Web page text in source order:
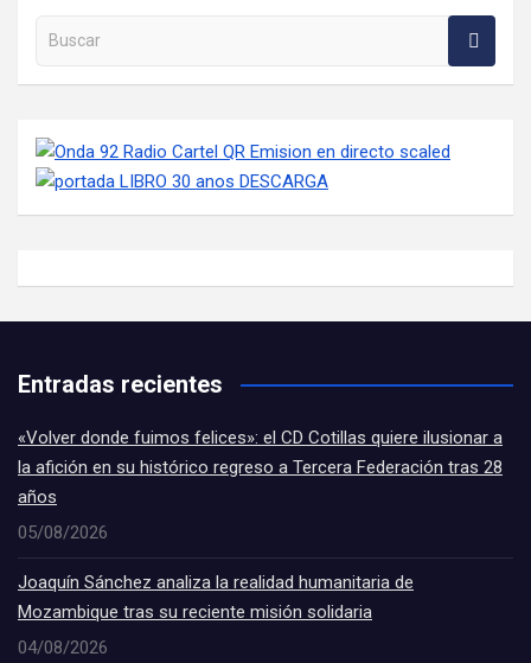
Buscar en la web
Entradas recientes
«Volver donde fuimos felices»: el CD Cotillas quiere ilusionar a
la afición en su histórico regreso a Tercera Federación tras 28
años
05/08/2026
Joaquín Sánchez analiza la realidad humanitaria de
Mozambique tras su reciente misión solidaria
04/08/2026